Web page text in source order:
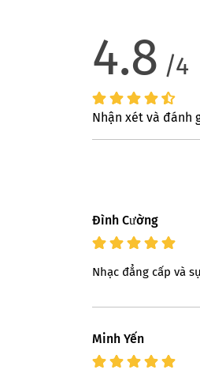
4.8/4
Nhận xét và đánh
Ðình Cường
Nhạc đẳng cấp và
Minh Yến